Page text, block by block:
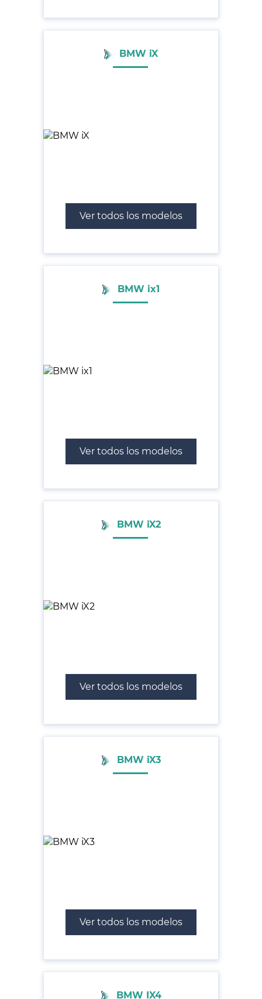
BMW iX
Ver todos los modelos
BMW ix1
Ver todos los modelos
BMW iX2
Ver todos los modelos
BMW iX3
Ver todos los modelos
BMW IX4